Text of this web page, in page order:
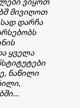
მივიღოთ
დარჩა
ყველა
ნაწილი